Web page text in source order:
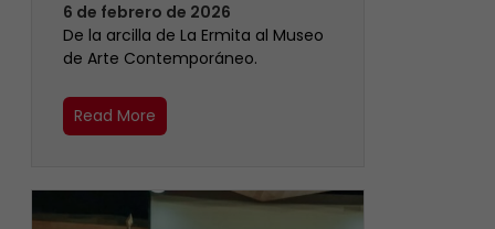
6 de febrero de 2026
De la arcilla de La Ermita al Museo
de Arte Contemporáneo.
Read More